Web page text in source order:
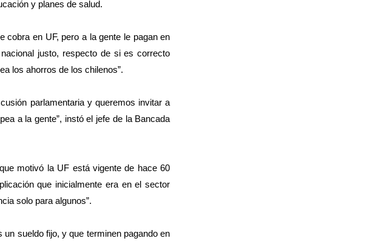
y planes de salud.
cobra en UF, pero a la gente le pagan en
justo, respecto de si es correcto
los ahorros de los chilenos”.
parlamentaria y queremos invitar a
a la gente”, instó el jefe de la Bancada
motivó la UF está vigente de hace 60
que inicialmente era en el sector
solo para algunos”.
sueldo fijo, y que terminen pagando en